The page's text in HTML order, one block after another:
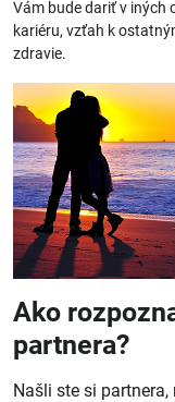
Vám bude dariť v iných
kariéru, vzťah k
zdravie.
Ako
partnera?
Našli ste si